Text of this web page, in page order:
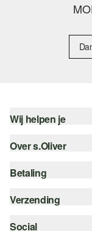
Wij helpen je
Help - FAQ
Top categorieën
Over s.Oliver
Nieuwsbrief
Betaling
Koop op rekening
Verzending
bpost
Social